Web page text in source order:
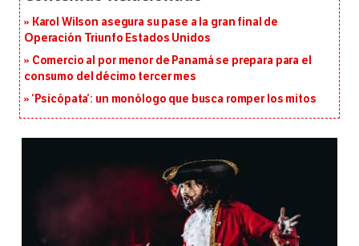
Karol Wilson asegura su pase a la gran final de
Operación Triunfo Estados Unidos
Comercio al por menor de Panamá se prepara para el
consumo del décimo tercer mes
‘Psicópata’: un monólogo que busca romper los mitos